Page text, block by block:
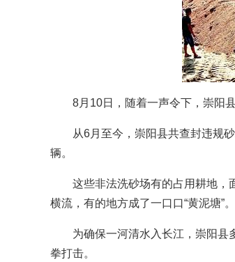
8月10日，随着一声令下，崇阳县
从6月至今，崇阳县共查封违规砂
辆。
这些非法洗砂场有的占用耕地，面
横流，有的地方成了一口口“黄泥塘”。
为确保一河清水入长江，崇阳县多
拳打击。